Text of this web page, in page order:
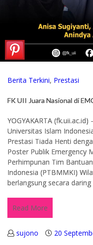
Berita Terkini, Prestasi
FK UII Juara Nasional di
YOGYAKARTA
Universitas Islam
Prestasi Tiada Henti
Poster Publik Emergency
Perhimpunan Tim
Indonesia (PTBMMKI)
berlangsung secara
Read More
sujono 20